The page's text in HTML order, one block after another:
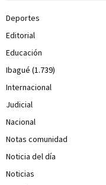
Deportes
Editorial
Educación
Ibagué (1.739)
Internacional
Judicial
Nacional
Notas comunidad
Noticia del día
Noticias